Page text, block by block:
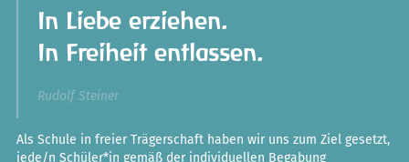
In Liebe erziehen.
In Freiheit entlassen.
Rudolf Steiner
Als Schule in freier Trägerschaft haben wir uns zum Ziel gesetzt,
jede/n Schüler*in gemäß der individuellen Begabung